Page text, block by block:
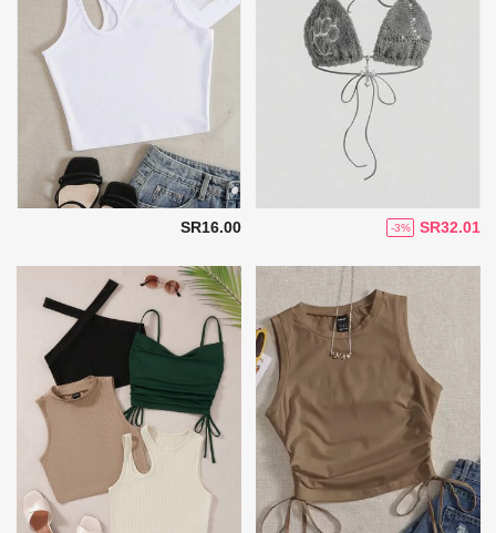
SR32.01
-3%
SR16.00